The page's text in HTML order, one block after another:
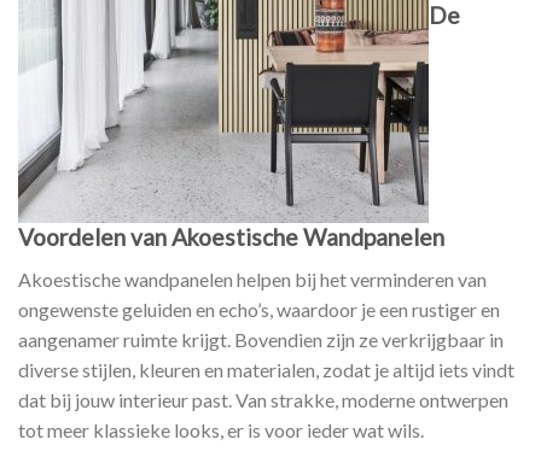
De
Voordelen van Akoestische Wandpanelen
Akoestische wandpanelen helpen bij het verminderen van
ongewenste geluiden en echo’s, waardoor je een rustiger en
aangenamer ruimte krijgt. Bovendien zijn ze verkrijgbaar in
diverse stijlen, kleuren en materialen, zodat je altijd iets vindt
dat bij jouw interieur past. Van strakke, moderne ontwerpen
tot meer klassieke looks, er is voor ieder wat wils.